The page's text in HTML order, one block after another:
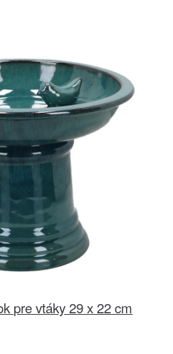
pre vtáky 29 x 22 cm